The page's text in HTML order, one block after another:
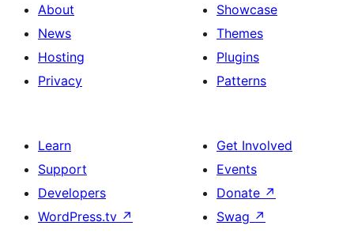
About
News
Hosting
Privacy
Showcase
Themes
Plugins
Patterns
Learn
Support
Developers
WordPress.tv ↗
Get Involved
Events
Donate ↗
Swag ↗